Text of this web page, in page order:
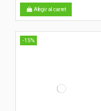
Afegir al carret
-15%